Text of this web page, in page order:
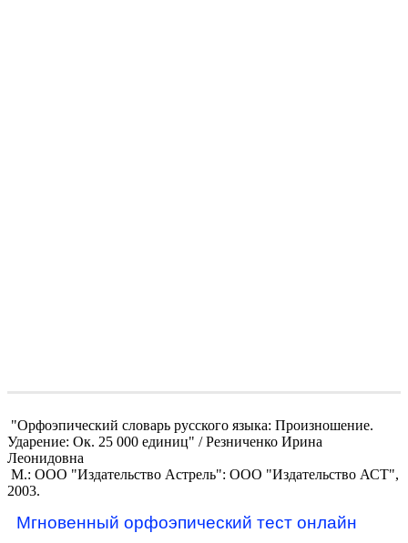
"Орфоэпический словарь русского языка: Произношение.
Ударение: Ок. 25 000 единиц" / Резниченко Ирина
Леонидовна
М.: ООО "Издательство Астрель": ООО "Издательство АСТ",
2003.
Мгновенный орфоэпический тест онлайн